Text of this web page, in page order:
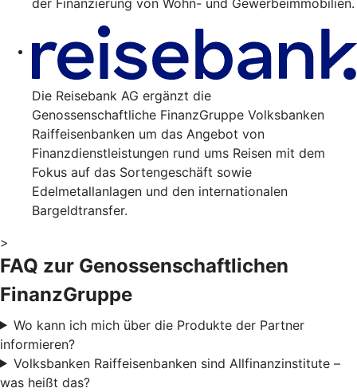
Die Reisebank AG ergänzt die
Genossenschaftliche FinanzGruppe Volksbanken
Raiffeisenbanken um das Angebot von
Finanzdienstleistungen rund ums Reisen mit dem
Fokus auf das Sortengeschäft sowie
Edelmetallanlagen und den internationalen
Bargeldtransfer.
>
FAQ zur Genossenschaftlichen
FinanzGruppe
Wo kann ich mich über die Produkte der Partner
informieren?
Volksbanken Raiffeisenbanken sind Allfinanzinstitute –
was heißt das?